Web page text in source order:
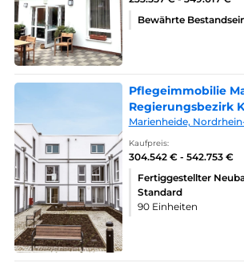
Bewährte
Pflegeimmobilie
Regierungsbezirk
Marienheide,
Kaufpreis:
304.542 € - 542.753 €
Fertiggestellter
Standard
90 Einheiten